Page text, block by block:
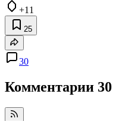
+11
25
30
Комментарии 30